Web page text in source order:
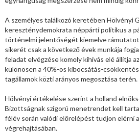
A személyes találkozó keretében Hölvényi
kereszténydemokrata néppárti politikus a
történelmi jelentőségét kiemelve
sikerét csak a következő évek munkája
feladat elvégzése komoly kihívás elé állítja
különösen a 40%-os kibocsátás-
tagállamok közti arányos megosztása terén.
Hölvényi értékelése szerint a holland
Bizottságnak szigorú menetrendet kell
félév során valódi előrelépést tudjon elérni
végrehajtásában.